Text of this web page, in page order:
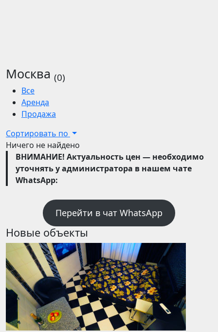
Москва (0)
Все
Аренда
Продажа
Сортировать по
Ничего не найдено
ВНИМАНИЕ! Актуальность цен — необходимо
уточнять у администратора в нашем чате
WhatsApp:
Перейти в чат WhatsApp
Новые объекты